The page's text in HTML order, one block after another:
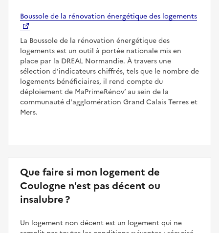
Boussole de la rénovation énergétique des logements
La Boussole de la rénovation énergétique des
logements est un outil à portée nationale mis en
place par la DREAL Normandie. À travers une
sélection d'indicateurs chiffrés, tels que le nombre de
logements bénéficiaires, il rend compte du
déploiement de MaPrimeRénov’ au sein de la
communauté d'agglomération Grand Calais Terres et
Mers.
Que faire si mon logement de
Coulogne n'est pas décent ou
insalubre ?
Un logement non décent est un logement qui ne